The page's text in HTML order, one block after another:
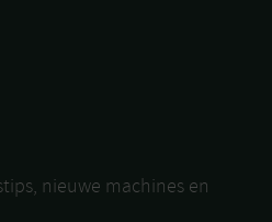
nieuwe machines en